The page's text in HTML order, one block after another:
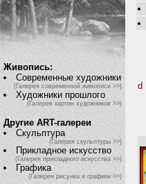
Живопись:
Современные художники
(Галерея современной живописи >>)
Художники прошлого
(Галерея картин художников >>)
Другие ART-галереи
Скульптура
(Галерея скульптуры >>)
Прикладное искусство
(Галерея прикладного искусства >>)
Графика
(Галерея рисунка и графики >>)
d